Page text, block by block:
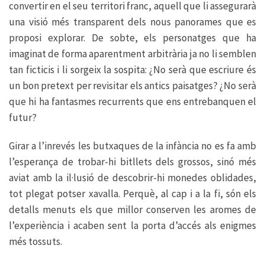
convertir en el seu territori franc, aquell que li assegurarà
una visió més transparent dels nous panorames que es
proposi explorar. De sobte, els personatges que ha
imaginat de forma aparentment arbitrària ja no li semblen
tan ficticis i li sorgeix la sospita: ¿No serà que escriure és
un bon pretext per revisitar els antics paisatges? ¿No serà
que hi ha fantasmes recurrents que ens entrebanquen el
futur?
Girar a l’inrevés les butxaques de la infància no es fa amb
l’esperança de trobar-hi bitllets dels grossos, sinó més
aviat amb la il·lusió de descobrir-hi monedes oblidades,
tot plegat potser xavalla. Perquè, al cap i a la fi, són els
detalls menuts els que millor conserven les aromes de
l’experiència i acaben sent la porta d’accés als enigmes
més tossuts.